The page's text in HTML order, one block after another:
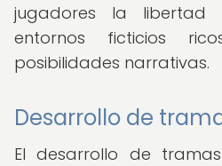
jugadores la libertad
entornos ficticios
posibilidades narrativas.
Desarrollo de
El desarrollo de